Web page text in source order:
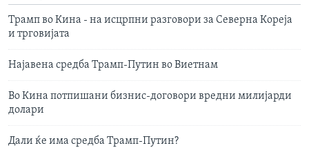
Трамп во Кина - на исцрпни разговори за Северна Кореја
и трговијата
Најавена средба Трамп-Путин во Виетнам
Во Кина потпишани бизнис-договори вредни милијарди
долари
Дали ќе има средба Трамп-Путин?